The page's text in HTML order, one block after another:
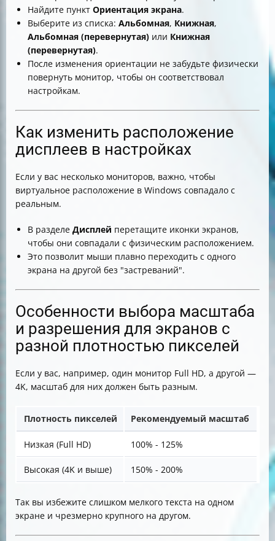
Найдите пункт Ориентация экрана.
Выберите из списка: Альбомная, Книжная,
Альбомная (перевернутая) или Книжная
(перевернутая).
После изменения ориентации не забудьте физически
повернуть монитор, чтобы он соответствовал
настройкам.
Как изменить расположение
дисплеев в настройках
Если у вас несколько мониторов, важно, чтобы
виртуальное расположение в Windows совпадало с
реальным.
В разделе Дисплей перетащите иконки экранов,
чтобы они совпадали с физическим расположением.
Это позволит мыши плавно переходить с одного
экрана на другой без "застреваний".
Особенности выбора масштаба
и разрешения для экранов с
разной плотностью пикселей
Если у вас, например, один монитор Full HD, а другой —
4K, масштаб для них должен быть разным.
Плотность пикселей Рекомендуемый масштаб
Низкая (Full HD) 100% - 125%
Высокая (4K и выше) 150% - 200%
Так вы избежите слишком мелкого текста на одном
экране и чрезмерно крупного на другом.